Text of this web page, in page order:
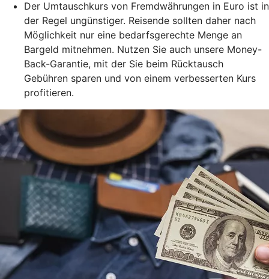
Der Umtauschkurs von Fremdwährungen in Euro ist in
der Regel ungünstiger. Reisende sollten daher nach
Möglichkeit nur eine bedarfsgerechte Menge an
Bargeld mitnehmen. Nutzen Sie auch unsere Money-
Back-Garantie, mit der Sie beim Rücktausch
Gebühren sparen und von einem verbesserten Kurs
profitieren.